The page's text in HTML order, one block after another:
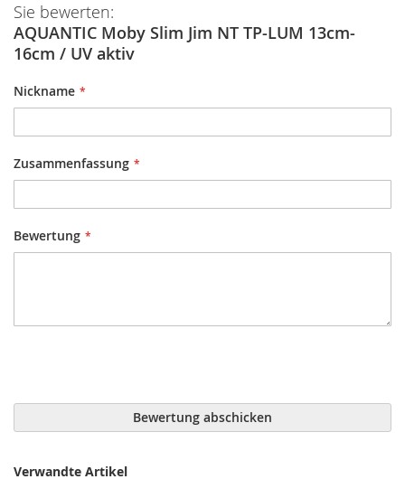
Sie bewerten:
AQUANTIC Moby Slim Jim NT TP-LUM 13cm-
16cm / UV aktiv
Nickname
Zusammenfassung
Bewertung
Bewertung abschicken
Verwandte Artikel